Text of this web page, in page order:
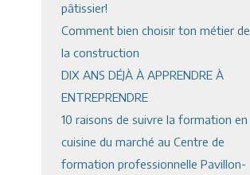
pâtissier!
Comment bien choisir ton métier de
la construction
DIX ANS DÉJÀ À APPRENDRE À
ENTREPRENDRE
10 raisons de suivre la formation en
cuisine du marché au Centre de
formation professionnelle Pavillon-